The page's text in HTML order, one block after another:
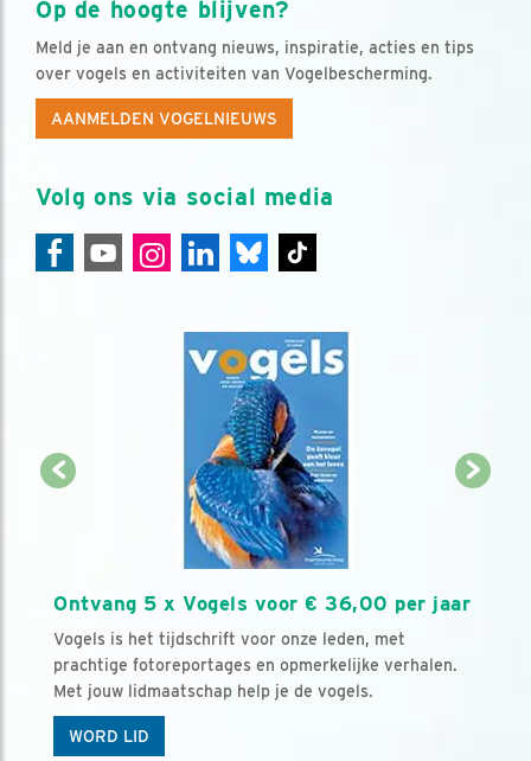
Op de hoogte blijven?
Meld je aan en ontvang nieuws, inspiratie, acties en tips
over vogels en activiteiten van Vogelbescherming.
AANMELDEN VOGELNIEUWS
Volg ons via social media
Ontvang 5 x Vogels voor € 36,00 per jaar
Vogels is het tijdschrift voor onze leden, met
prachtige fotoreportages en opmerkelijke verhalen.
Met jouw lidmaatschap help je de vogels.
WORD LID